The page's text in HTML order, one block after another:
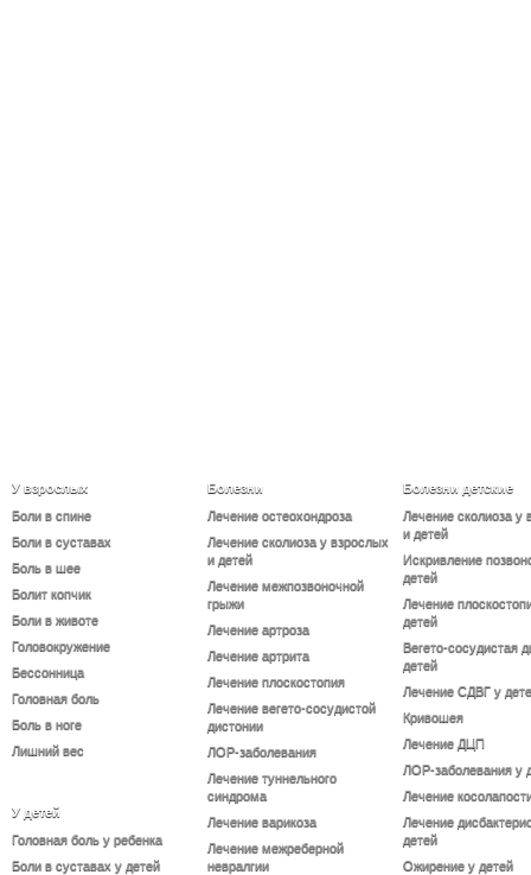
У взрослых
Боли в спине
Боли в суставах
Боль в шее
Болит копчик
Боли в животе
Головокружение
Бессонница
Головная боль
Боль в ноге
Лишний вес
У детей
Головная боль у ребенка
Боли в суставах у детей
Болезни
Лечение остеохондроза
Лечение сколиоза у взрослых
и детей
Лечение межпозвоночной
грыжи
Лечение артроза
Лечение артрита
Лечение плоскостопия
Лечение вегето-сосудистой
дистонии
ЛОР-заболевания
Лечение туннельного
синдрома
Лечение варикоза
Лечение межреберной
невралгии
Болезни детские
Лечение сколиоза у
и детей
Искривление
детей
Лечение
детей
Вегето-сосудистая
детей
Лечение СДВГ у
Кривошея
Лечение ДЦП
ЛОР-заболевания у
Лечение
Лечение
детей
Ожирение у детей